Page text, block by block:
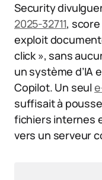
Security
2025-32711,
exploit
click », sans
un système d’IA
Copilot. Un seul
suffisait à
fichiers internes
vers un serveur